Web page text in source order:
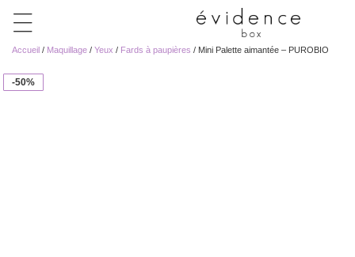
Accueil / Maquillage / Yeux / Fards à paupières / Mini Palette aimantée – PUROBIO
-50%